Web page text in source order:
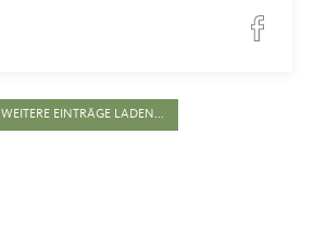
WEITERE EINTRÄGE LADEN...